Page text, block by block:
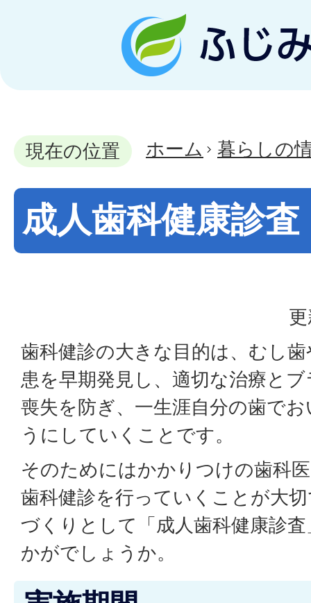
現在の位置 ホーム 暮らしの
成人歯科健康診査
歯科健診の大きな目的は、むし
患を早期発見し、適切な治療と
喪失を防ぎ、一生涯自分の歯で
うにしていくことです。
そのためにはかかりつけの歯科
歯科健診を行っていくことが大
づくりとして「成人歯科健康診
かがでしょうか。